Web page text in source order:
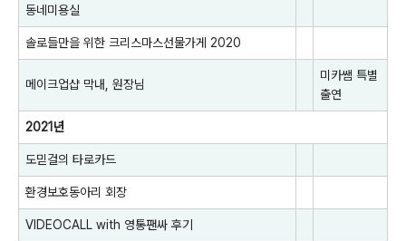
동네미용실
솔로들만을 위한 크리스마스선물가게 2020
메이크업샵 막내, 원장님
미카쌤 특별
출연
2021년
도믿걸의 타로카드
환경보호동아리 회장
VIDEOCALL with 영통팬싸 후기